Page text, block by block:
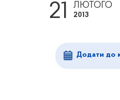
21 ЛЮТОГО
2013
Додати до